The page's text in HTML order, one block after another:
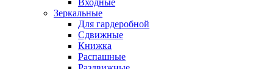
Входные
Зеркальные
Для гардеробной
Сдвижные
Книжка
Распашные